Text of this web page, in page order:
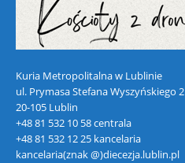
Kuria Metropolitalna w Lublinie
ul. Prymasa Stefana Wyszyńskiego 2
20-105 Lublin
+48 81 532 10 58 centrala
+48 81 532 12 25 kancelaria
kancelaria(znak @)diecezja.lublin.pl